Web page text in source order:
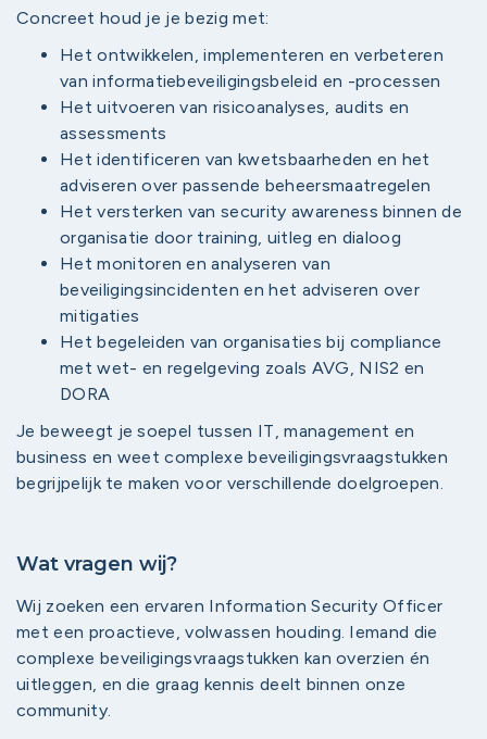
Concreet houd je je bezig met:
Het ontwikkelen, implementeren en verbeteren
van informatiebeveiligingsbeleid en -processen
Het uitvoeren van risicoanalyses, audits en
assessments
Het identificeren van kwetsbaarheden en het
adviseren over passende beheersmaatregelen
Het versterken van security awareness binnen de
organisatie door training, uitleg en dialoog
Het monitoren en analyseren van
beveiligingsincidenten en het adviseren over
mitigaties
Het begeleiden van organisaties bij compliance
met wet- en regelgeving zoals AVG, NIS2 en
DORA
Je beweegt je soepel tussen IT, management en
business en weet complexe beveiligingsvraagstukken
begrijpelijk te maken voor verschillende doelgroepen.
Wat vragen wij?
Wij zoeken een ervaren Information Security Officer
met een proactieve, volwassen houding. Iemand die
complexe beveiligingsvraagstukken kan overzien én
uitleggen, en die graag kennis deelt binnen onze
community.